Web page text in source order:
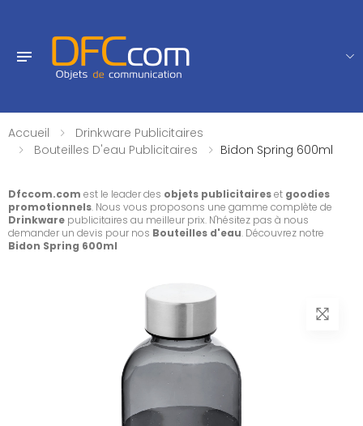
Accueil
Drinkware Publicitaires
Bouteilles D'eau Publicitaires
Bidon Spring 600ml
Dfccom.com est le leader des objets publicitaireset goodies
promotionnels. Nous vous proposons une gamme complète de
Drinkware publicitaires au meilleur prix. N'hésitez pas à nous
demander un devis pour nos Bouteilles d'eau. Découvrez notre
Bidon Spring 600ml